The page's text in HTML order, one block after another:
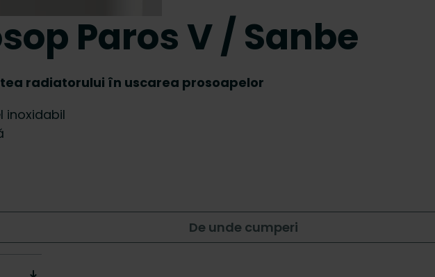
Paros V / Sanbe
radiatorului în uscarea prosoapelor
inoxidabil
De unde cumperi